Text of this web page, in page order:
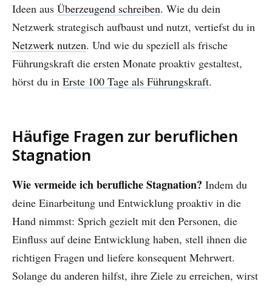
Ideen aus Überzeugend schreiben. Wie du dein
Netzwerk strategisch aufbaust und nutzt, vertiefst du in
Netzwerk nutzen. Und wie du speziell als frische
Führungskraft die ersten Monate proaktiv gestaltest,
hörst du in Erste 100 Tage als Führungskraft.
Häufige Fragen zur beruflichen
Stagnation
Wie vermeide ich berufliche Stagnation? Indem du
deine Einarbeitung und Entwicklung proaktiv in die
Hand nimmst: Sprich gezielt mit den Personen, die
Einfluss auf deine Entwicklung haben, stell ihnen die
richtigen Fragen und liefere konsequent Mehrwert.
Solange du anderen hilfst, ihre Ziele zu erreichen, wirst